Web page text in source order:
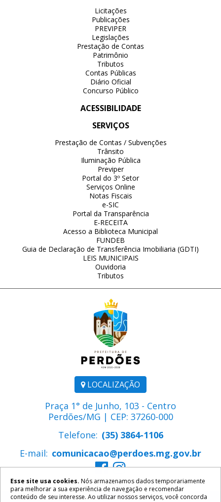
LOCALIZAÇÃO
Praça 1° de Junho, 103 - Centro
Perdões/MG | CEP: 37260-000
Telefone: (35) 3864-1106
E-mail: comunicacao@perdoes.mg.gov.br
Licitações
Publicações
PREVIPER
Legislações
Prestação de Contas
Patrimônio
Tributos
Contas Públicas
Diário Oficial
Concurso Público
ACESSIBILIDADE
SERVIÇOS
Prestação de Contas / Subvenções
Trânsito
Iluminação Pública
Previper
Portal do 3º Setor
Serviços Online
Notas Fiscais
e-SIC
Portal da Transparência
E-RECEITA
Acesso a Biblioteca Municipal
FUNDEB
Guia de Declaração de Transferência Imobiliaria (GDTI)
LEIS MUNICIPAIS
Ouvidoria
Tributos
Esse site usa cookies. Nós armazenamos dados temporariamente
para melhorar a sua experiência de navegação e recomendar
conteúdo de seu interesse. Ao utilizar nossos serviços, você concorda